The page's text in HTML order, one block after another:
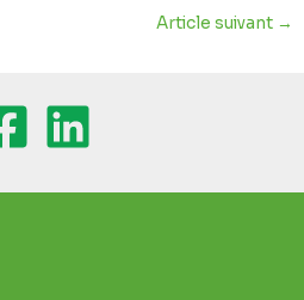
Article suivant →